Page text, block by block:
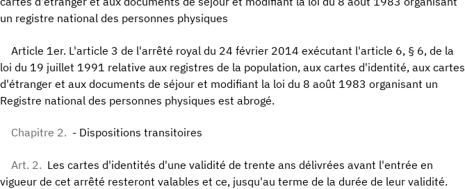
un registre national des personnes physiques
Article 1er. L'article 3 de l'arrêté royal du 24 février 2014 exécutant l'article 6, § 6, de la
loi du 19 juillet 1991 relative aux registres de la population, aux cartes d'identité, aux cartes
d'étranger et aux documents de séjour et modifiant la loi du 8 août 1983 organisant un
Registre national des personnes physiques est abrogé.
Chapitre 2. - Dispositions transitoires
Art. 2. Les cartes d'identités d'une validité de trente ans délivrées avant l'entrée en
vigueur de cet arrêté resteront valables et ce, jusqu'au terme de la durée de leur validité.